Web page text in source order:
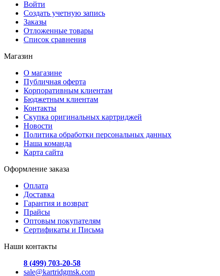
Войти
Создать учетную запись
Заказы
Отложенные товары
Список сравнения
Магазин
О магазине
Публичная оферта
Корпоративным клиентам
Бюджетным клиентам
Контакты
Скупка оригинальных картриджей
Новости
Политика обработки персональных данных
Наша команда
Карта сайта
Оформление заказа
Оплата
Доставка
Гарантия и возврат
Прайсы
Оптовым покупателям
Сертификаты и Письма
Наши контакты
8 (499) 703-20-58
sale@kartridgmsk.com